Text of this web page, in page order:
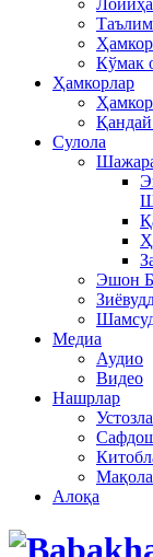
Таълим
Кўмак
Ҳамкорлар
Сулола
Эшон
Медиа
Аудио
Видео
Нашрлар
Алоқа